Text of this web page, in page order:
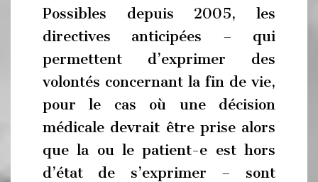
Possibles depuis 2005, les
directives anticipées – qui
permettent d’exprimer des
volontés concernant la fin de vie,
pour le cas où une décision
médicale devrait être prise alors
que la ou le patient-e est hors
d’état de s’exprimer – sont